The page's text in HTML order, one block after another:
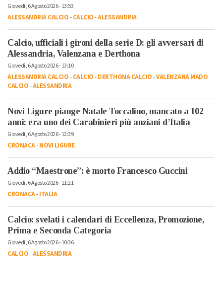
Giovedì, 6 Agosto 2026 - 13:53
ALESSANDRIA CALCIO-CALCIO-ALESSANDRIA
Calcio, ufficiali i gironi della serie D: gli avversari di
Alessandria, Valenzana e Derthona
Giovedì, 6 Agosto 2026 - 13:10
ALESSANDRIA CALCIO-CALCIO-DERTHONA CALCIO-VALENZANA MADO
CALCIO-ALESSANDRIA
Novi Ligure piange Natale Toccalino, mancato a 102
anni: era uno dei Carabinieri più anziani d’Italia
Giovedì, 6 Agosto 2026 - 12:39
CRONACA-NOVI LIGURE
Addio “Maestrone”: è morto Francesco Guccini
Giovedì, 6 Agosto 2026 - 11:21
CRONACA-ITALIA
Calcio: svelati i calendari di Eccellenza, Promozione,
Prima e Seconda Categoria
Giovedì, 6 Agosto 2026 - 10:36
CALCIO-ALESSANDRIA